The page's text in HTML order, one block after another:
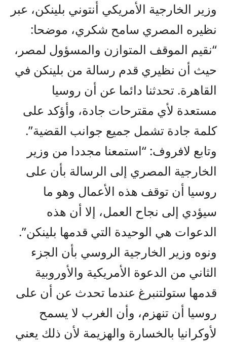
وزير الخارجية الأمريكي أنتوني بلينكن، عبر
نظيره المصري سامح شكري، موضحا:
“نقيم الموقف المتوازن والمسؤول لمصر،
حيث أن نظيري قدم رسالة من بلينكن في
القاهرة. تحدثنا دائما عن أن روسيا
مستعدة لأي مقترحات جادة، وأؤكد على
كلمة جادة تشمل جميع جوانب القضية”.
وتابع لافروف: “استمعنا مجددا من وزير
الخارجية المصري إلى الرسالة بأن على
روسيا أن توقف هذه الأعمال وهو ما
سيؤدي إلى نجاح العمل، إلا أن هذه
الدعوات هي الوحيدة التي قدمها بلينكن”.
ونوه وزير الخارجية الروسي بأن الجزء
الثاني من الدعوة الأمريكية والأوروبية
قدمها ستولتنبرغ عندما تحدث عن أن على
روسيا أن تنهزم، وأن الغرب لا يسمح
لأوكرانيا بالخسارة والهزيمة لأن ذلك يعني